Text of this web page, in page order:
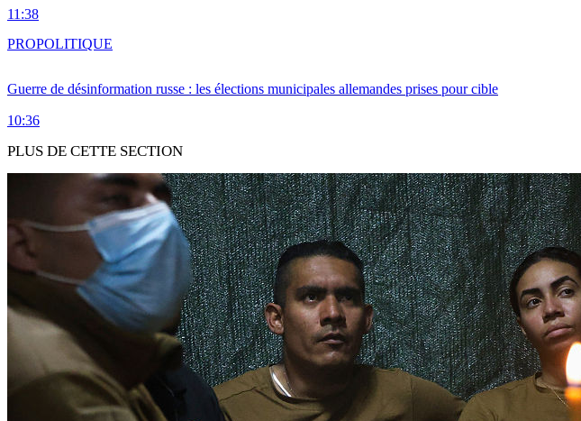
11:38
Guerre de désinformation russe : les élections municipales allemandes prises pour cible
10:36
PROPOLITIQUE
PLUS DE CETTE SECTION